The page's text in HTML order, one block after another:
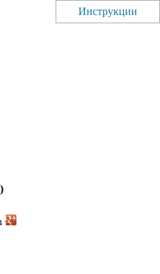
Инструкции